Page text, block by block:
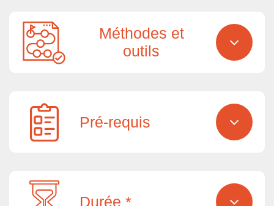
Méthodes et
outils
Pré-requis
Durée *